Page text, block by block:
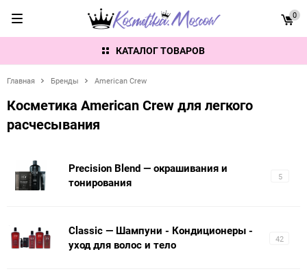
КАТАЛОГ ТОВАРОВ
0
Главная Бренды American Crew
Косметика American Crew для легкого
расчесывания
5
Precision Blend — окрашивания и
тонирования
42
Classic — Шампуни - Кондиционеры -
уход для волос и тело